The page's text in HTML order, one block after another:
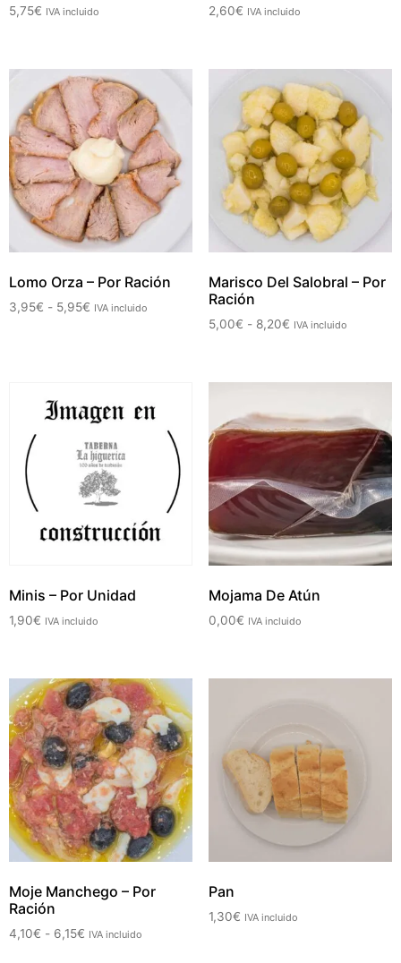
5,75€ IVA incluido 2,60€ IVA incluido
Lomo Orza – Por Ración
3,95€ - 5,95€ IVA incluido
Marisco Del Salobral – Por
Ración
5,00€ - 8,20€ IVA incluido
Minis – Por Unidad
1,90€ IVA incluido
Mojama De Atún
0,00€ IVA incluido
Moje Manchego – Por
Ración
4,10€ - 6,15€ IVA incluido
Pan
1,30€ IVA incluido